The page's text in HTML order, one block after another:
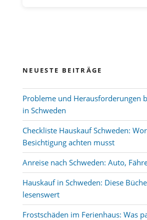
NEUESTE BEITRÄGE
Probleme und Herausforderungen
in Schweden
Checkliste Hauskauf Schweden:
Besichtigung achten musst
Anreise nach Schweden: Auto,
Hauskauf in Schweden: Diese
lesenswert
Frostschäden im Ferienhaus: Was